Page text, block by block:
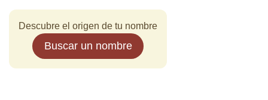
Descubre el origen de tu nombre
Buscar un nombre